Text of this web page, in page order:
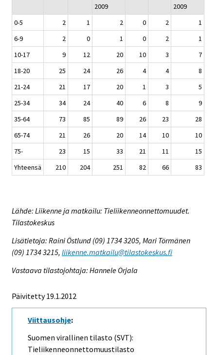
2009
2009
0-5
2 1 2 0 2
1
6-9
2 0 1 0 2
1
10-17
9 12 20 10 3
7
18-20
25 24 26 4 4
8
21-24
21 17 20 1 3
5
25-34
34 24 40 6 8
9
35-64
73 85 89 26 23
28
65-74
21 26 20 14 10
10
75-
23 15 33 21 11
15
Yhteensä
210 204 251 82 66 83
Lähde: Liikenne ja matkailu: Tieliikenneonnettomuudet.
Tilastokeskus
Lisätietoja: Raini Östlund (09) 1734 3205, Mari Törmänen
(09) 1734 3215, liikenne.matkailu@tilastokeskus.fi
Vastaava tilastojohtaja: Hannele Orjala
Päivitetty 19.1.2012
Viittausohje:
Suomen virallinen tilasto (SVT):
Tieliikenneonnettomuustilasto